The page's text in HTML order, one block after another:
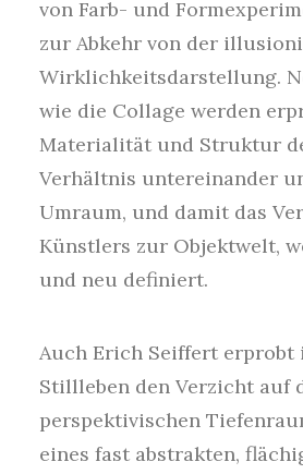
von Farb- und
zur Abkehr von der
Wirklichkeitsdarstellung.
wie die Collage werden
Materialität und Struktur
Verhältnis untereinander
Umraum, und damit das
Künstlers zur Objektwelt,
und neu definiert.
Auch Erich Seiffert erprobt
Stillleben den Verzicht auf
perspektivischen
eines fast abstrakten,